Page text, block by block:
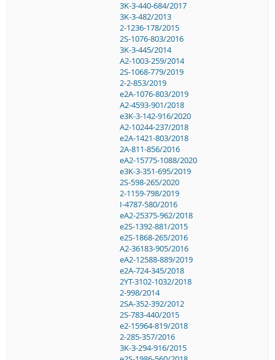
3K-3-440-684/2017
3K-3-482/2013
2-1236-178/2015
2S-1076-803/2016
3K-3-445/2014
A2-1003-259/2014
2S-1068-779/2019
2-2-853/2019
e2A-1076-803/2019
A2-4593-901/2018
e3K-3-142-916/2020
A2-10244-237/2018
e2A-1421-803/2018
2A-811-856/2016
eA2-15775-1088/2020
e3K-3-351-695/2019
2S-598-265/2020
2-1159-798/2019
I-4787-580/2016
eA2-25375-962/2018
e2S-1392-881/2015
e2S-1868-265/2016
A2-36183-905/2016
eA2-12588-889/2019
e2A-724-345/2018
2YT-3102-1032/2018
2-998/2014
2SA-352-392/2012
2S-783-440/2015
e2-15964-819/2018
2-285-357/2016
3K-3-294-916/2015